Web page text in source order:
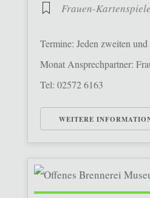
Frauen-
Termine: Jeden zweiten
Monat Ansprechpartner:
Tel: 02572 6163
WEITERE